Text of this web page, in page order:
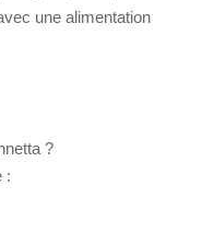
une alimentation
?
: